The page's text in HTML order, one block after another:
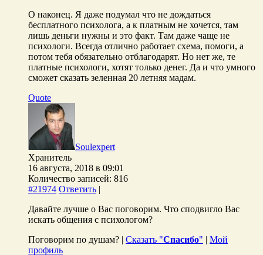
О наконец. Я даже подумал что не дождаться
бесплатного психолога, а к платным не хочется, там
лишь деньги нужны и это факт. Там даже чаще не
психологи. Всегда отлично работает схема, помоги, а
потом тебя обязательно отблагодарят. Но нет же, те
платные психологи, хотят только денег. Да и что умного
сможет сказать зеленная 20 летняя мадам.
Quote
Soulexpert
Хранитель
16 августа, 2018 в 09:01
Количество записей: 816
#21974 Ответить |
Давайте лучше о Вас поговорим. Что сподвигло Вас
искать общения с психологом?
Поговорим по душам? | Сказать "Спасибо" | Мой
профиль